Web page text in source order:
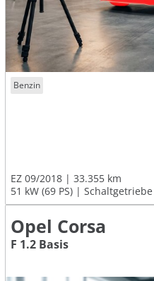
Benzin
EZ 09/2018
33.355 km
51 kW (69 PS)
Schaltgetriebe
Opel Corsa
F 1.2 Basis